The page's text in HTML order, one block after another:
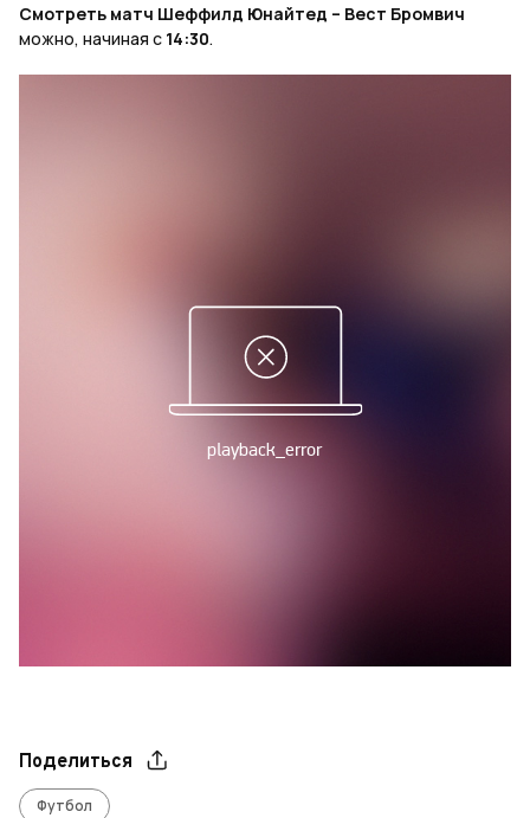
Смотреть матч Шеффилд Юнайтед – Вест Бромвич
можно, начиная с 14:30.
Поделиться
Футбол